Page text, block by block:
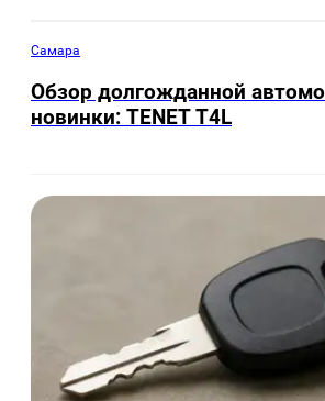
Самара
Обзор долгожданной
новинки: TENET Т4L